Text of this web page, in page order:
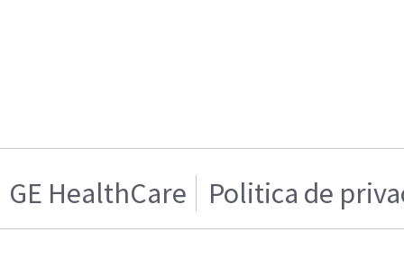
GE HealthCare Politica de